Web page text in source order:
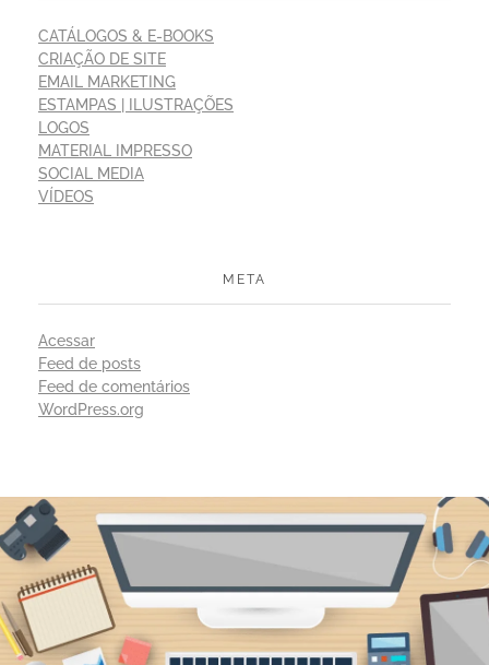
CATÁLOGOS & E-BOOKS
CRIAÇÃO DE SITE
EMAIL MARKETING
ESTAMPAS | ILUSTRAÇÕES
LOGOS
MATERIAL IMPRESSO
SOCIAL MEDIA
VÍDEOS
META
Acessar
Feed de posts
Feed de comentários
WordPress.org